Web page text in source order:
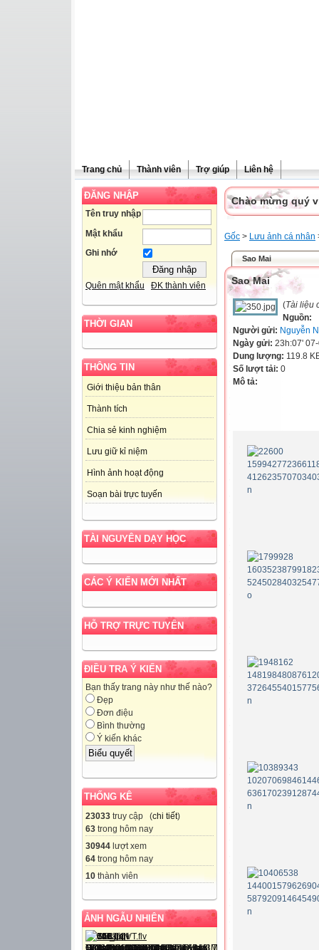
Trang chủ Thành viên Trợ giúp Liên hệ
ĐĂNG NHẬP
Tên truy nhập
Mật khẩu
Ghi nhớ
Quên mật khẩu ĐK thành viên
THỜI GIAN
THÔNG TIN
Giới thiệu bản thân
Thành tích
Chia sẻ kinh nghiệm
Lưu giữ kỉ niệm
Hình ảnh hoạt động
Soạn bài trực tuyến
TÀI NGUYÊN DẠY HỌC
CÁC Ý KIẾN MỚI NHẤT
HỖ TRỢ TRỰC TUYẾN
ĐIỀU TRA Ý KIẾN
Bạn thấy trang này như thế nào?
Đẹp
Đơn điệu
Bình thường
Ý kiến khác
THỐNG KÊ
23033 truy cập (chi tiết)
63 trong hôm nay
30944 lượt xem
64 trong hôm nay
10 thành viên
ẢNH NGẪU NHIÊN
Chào mừng quý
Gốc > Lưu ảnh cá nhân
Sao Mai
Sao Mai
(Tài liệu
Nguồn:
Người gửi: Nguyễn
Ngày gửi: 23h:07'
Dung lượng: 119.8
Số lượt tải: 0
Mô tả: